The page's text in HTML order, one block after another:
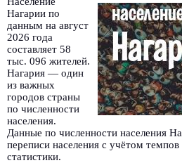
Нагарии по
данным на август
2026 года
составляет 58
тыс. 096 жителей.
Нагария — один
из важных
городов страны
по численности
населения.
Данные по численности населения
переписи населения с учётом
статистики.